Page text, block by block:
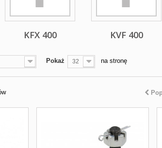
KFX 400 KVF 400
Pokaż 32 na stronę